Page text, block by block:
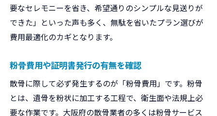
要なセレモニーを省き、希望通りのシンプルな見送りが
できた」といった声も多く、無駄を省いたプラン選びが
費用最適化のカギとなります。
粉骨費用や証明書発行の有無を確認
散骨に際して必ず発生するのが「粉骨費用」です。粉骨
とは、遺骨を粉状に加工する工程で、衛生面や法規上必
要な作業です。大阪府の散骨業者の多くは粉骨サービス